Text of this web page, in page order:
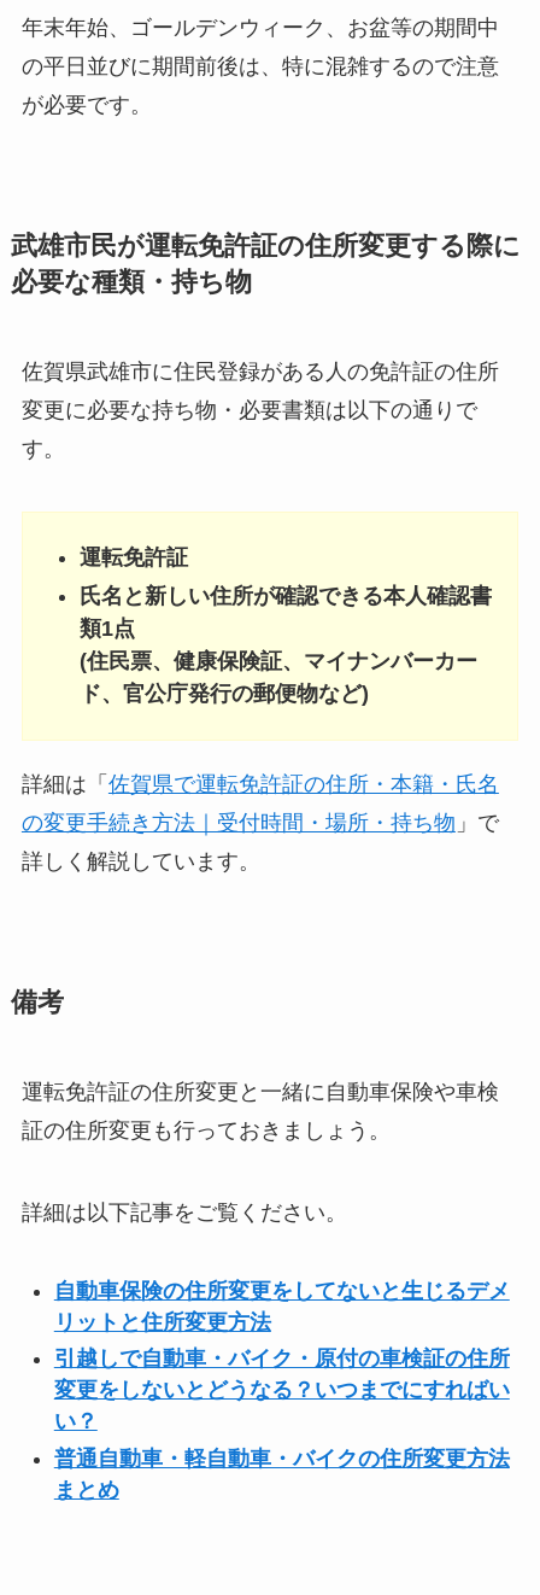
年末年始、ゴールデンウィーク、お盆等の期間中
の平日並びに期間前後は、特に混雑するので注意
が必要です。
武雄市民が運転免許証の住所変更する際に
必要な種類・持ち物
佐賀県武雄市に住民登録がある人の免許証の住所
変更に必要な持ち物・必要書類は以下の通りで
す。
運転免許証
氏名と新しい住所が確認できる本人確認書
類1点
(住民票、健康保険証、マイナンバーカー
ド、官公庁発行の郵便物など)
詳細は「 佐賀県で運転免許証の住所・本籍・氏名
の変更手続き方法｜受付時間・場所・持ち物 」で
詳しく解説しています。
備考
運転免許証の住所変更と一緒に自動車保険や車検
証の住所変更も行っておきましょう。
詳細は以下記事をご覧ください。
自動車保険の住所変更をしてないと生じるデメ
リットと住所変更方法
引越しで自動車・バイク・原付の車検証の住所
変更をしないとどうなる？いつまでにすればい
い？
普通自動車・軽自動車・バイクの住所変更方法
まとめ